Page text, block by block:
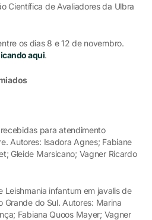
Científica de Avaliadores da Ulbra
os dias 8 e 12 de novembro.
aqui.
para atendimento
Autores: Isadora Agnes; Fabiane
Gleide Marsicano; Vagner Ricardo
Leishmania infantum em javalis de
Grande do Sul. Autores: Marina
Fabiana Quoos Mayer; Vagner